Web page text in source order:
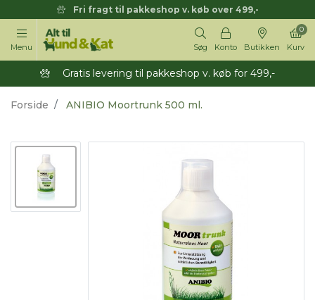
Fri fragt til pakkeshop v. køb over 499,-
Menu Søg Konto Butikken Kurv
0
Gratis levering til pakkeshop v. køb for 499,-
Forside ANIBIO Moortrunk 500 ml.